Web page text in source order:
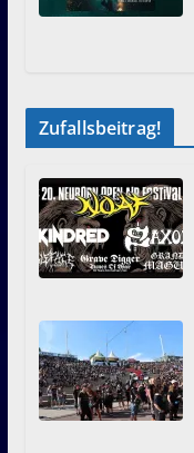
Zufallsbeitrag!